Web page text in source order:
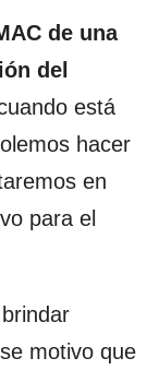
de una
del
está
hacer
en
para el
motivo que